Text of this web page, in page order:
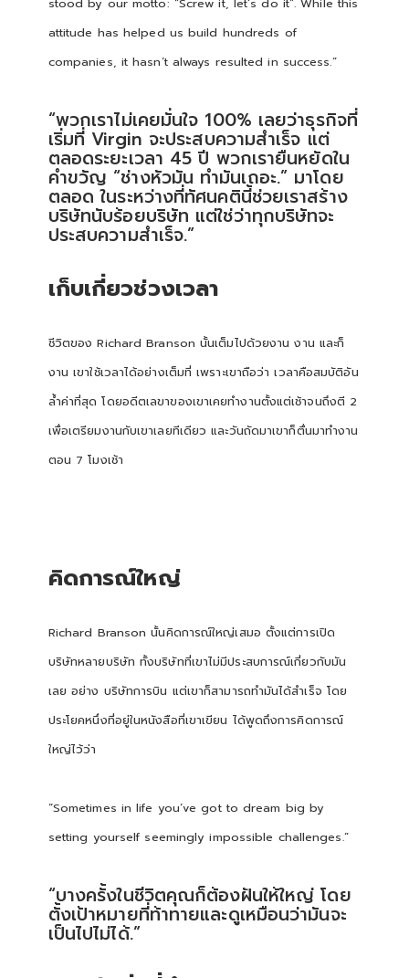
attitude has helped us build hundreds of
companies, it hasn’t always resulted in success.”
“พวกเราไม่เคยมั่นใจ 100% เลยว่าธุรกิจที่
เริ่มที่ Virgin จะประสบความสำเร็จ แต่
ตลอดระยะเวลา 45 ปี พวกเรายืนหยัดใน
คำขวัญ “ช่างหัวมัน ทำมันเถอะ.” มาโดย
ตลอด ในระหว่างที่ทัศนคตินี้ช่วยเราสร้าง
บริษัทนับร้อยบริษัท แต่ใช่ว่าทุกบริษัทจะ
ประสบความสำเร็จ.”
เก็บเกี่ยวช่วงเวลา
ชีวิตของ Richard Branson นั้นเต็มไปด้วยงาน งาน และก็
งาน เขาใช้เวลาได้อย่างเต็มที่ เพราะเขาถือว่า เวลาคือสมบัติอัน
ล้ำค่าที่สุด โดยอดีตเลขาของเขาเคยทำงานตั้งแต่เช้าจนถึงตี 2
เพื่อเตรียมงานกับเขาเลยทีเดียว และวันถัดมาเขาก็ตื่นมาทำงาน
ตอน 7 โมงเช้า
คิดการณ์ใหญ่
Richard Branson นั้นคิดการณ์ใหญ่เสมอ ตั้งแต่การเปิด
บริษัทหลายบริษัท ทั้งบริษัทที่เขาไม่มีประสบการณ์เกี่ยวกับมัน
เลย อย่าง บริษัทการบิน แต่เขาก็สามารถทำมันได้สำเร็จ โดย
ประโยคหนึ่งที่อยู่ในหนังสือที่เขาเขียน ได้พูดถึงการคิดการณ์
ใหญ่ไว้ว่า
“Sometimes in life you’ve got to dream big by
setting yourself seemingly impossible challenges.”
“บางครั้งในชีวิตคุณก็ต้องฝันให้ใหญ่ โดย
ตั้งเป้าหมายที่ท้าทายและดูเหมือนว่ามันจะ
เป็นไปไม่ได้.”